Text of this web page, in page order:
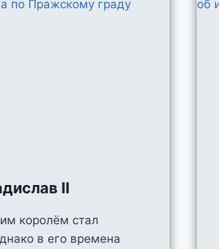
II
королём стал
в его времена